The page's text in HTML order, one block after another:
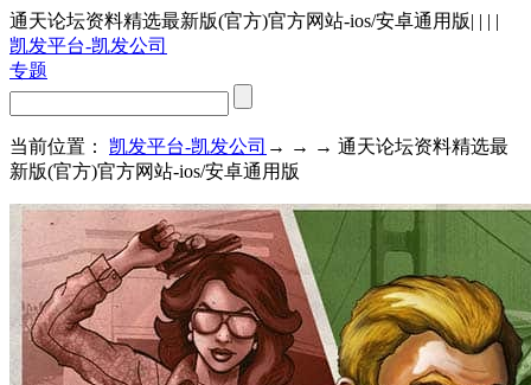
通天论坛资料精选最新版(官方)官方网站-ios/安卓通用版| | | |
凯发平台-凯发公司
专题
当前位置： 凯发平台-凯发公司 → → → 通天论坛资料精选最
新版(官方)官方网站-ios/安卓通用版